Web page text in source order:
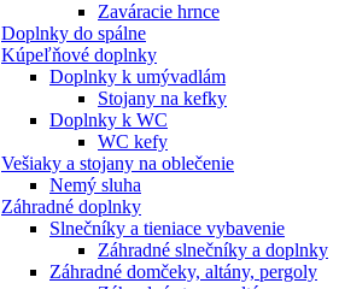
Zaváracie hrnce
Doplnky do spálne
Kúpeľňové doplnky
Doplnky k umývadlám
Stojany na kefky
Doplnky k WC
WC kefy
Vešiaky a stojany na oblečenie
Nemý sluha
Záhradné doplnky
Slnečníky a tieniace vybavenie
Záhradné slnečníky a doplnky
Záhradné domčeky, altány, pergoly